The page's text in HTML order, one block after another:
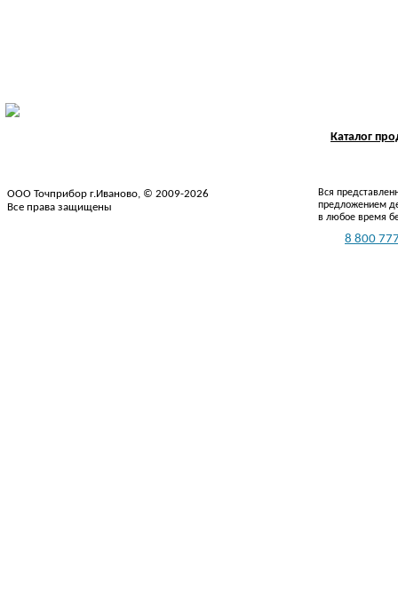
ООО Точприбор г.Иваново, © 2009-2026
Все права защищены
Каталог
Вся
предложением
в любое время
8 800